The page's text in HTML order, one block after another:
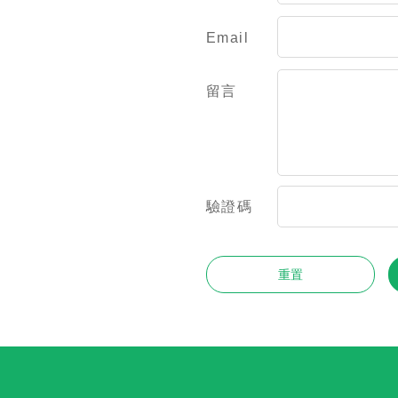
Email
留言
驗證碼
重置